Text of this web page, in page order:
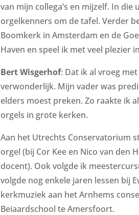
van mijn collega’s en mijzelf. In
orgelkenners om de tafel. Verder
Boomkerk in Amsterdam en de
Haven en speel ik met veel plezier
Bert Wisgerhof: Dat ik al vroeg
verwonderlijk. Mijn vader was
elders moest preken. Zo raakte ik
orgels in grote kerken.
Aan het Utrechts Conservatorium
orgel (bij Cor Kee en Nico van den
docent). Ook volgde ik
volgde nog enkele jaren lessen bij
kerkmuziek aan het Arnhems
Beiaardschool te Amersfoort.